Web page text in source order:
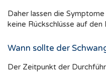
Daher lassen die
keine Rückschlüsse auf
Wann sollte der
Der Zeitpunkt der